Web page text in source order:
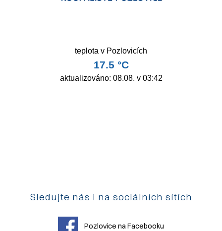
Sledujte nás i na sociálních sítích
Pozlovice na Facebooku